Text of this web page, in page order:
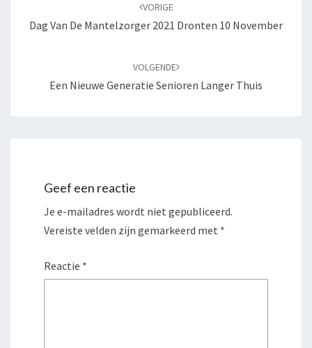
VORIGE
Dag Van De Mantelzorger 2021 Dronten 10 November
VOLGENDE
Een Nieuwe Generatie Senioren Langer Thuis
Geef een reactie
Je e-mailadres wordt niet gepubliceerd.
Vereiste velden zijn gemarkeerd met *
Reactie *